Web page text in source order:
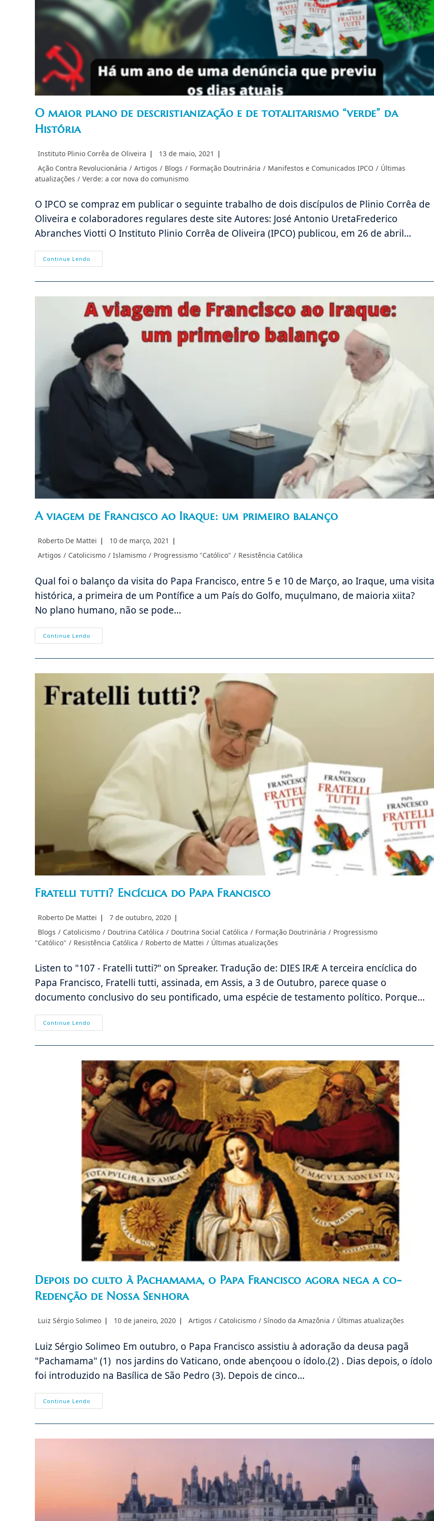
O maior plano de descristianização e de totalitarismo “verde” da
História
Autor
post:
Instituto Plinio Corrêa de Oliveira
Post
13 de maio, 2021
Categoria
do
Ação Contra Revolucionária / Artigos / Blogs / Formação Doutrinária / Manifestos e Comunicados IPCO / Últimas
atualizações / Verde: a cor nova do comunismo
O IPCO se compraz em publicar o seguinte trabalho de dois discípulos de Plinio Corrêa de
Oliveira e colaboradores regulares deste site Autores: José Antonio UretaFrederico
Abranches Viotti O Instituto Plinio Corrêa de Oliveira (IPCO) publicou, em 26 de abril…
Continue Lendo
Maior
De
De
Totalitarismo
“verde”
Da
História
A viagem de Francisco ao Iraque: um primeiro balanço
Autor
post:
Roberto De Mattei
Post
10 de março, 2021
Categoria
Artigos / Catolicismo / Islamismo / Progressismo "Católico" / Resistência Católica
Qual foi o balanço da visita do Papa Francisco, entre 5 e 10 de Março, ao Iraque, uma visita
histórica, a primeira de um Pontífice a um País do Golfo, muçulmano, de maioria
No plano humano, não se pode…
Continue Lendo
Viagem
Francisco
Um
Primeiro
Balanço
Fratelli tutti? Encíclica do Papa Francisco
Autor
post:
Roberto De Mattei
Post
7 de outubro, 2020
Categoria
do
Blogs / Catolicismo / Doutrina Católica / Doutrina Social Católica / Formação Doutrinária / Progressismo
"Católico" / Resistência Católica / Roberto de Mattei / Últimas atualizações
Listen to "107 - Fratelli tutti?" on Spreaker. Tradução de: DIES IRÆ A terceira encíclica do
Papa Francisco, Fratelli tutti, assinada, em Assis, a 3 de Outubro, parece quase o
documento conclusivo do seu pontificado, uma espécie de testamento político. Porque…
Continue Lendo
Tutti?
Do
Depois do culto à Pachamama, o Papa Francisco agora nega a co-
Redenção de Nossa Senhora
Autor
Luiz Sérgio Solimeo
Post
10 de janeiro, 2020
Categoria
Artigos / Catolicismo / Sínodo da Amazônia / Últimas atualizações
Luiz Sérgio Solimeo Em outubro, o Papa Francisco assistiu à adoração da deusa pagã
"Pachamama" (1) nos jardins do Vaticano, onde abençoou o ídolo.(2) . Dias depois, o ídolo
foi introduzido na Basílica de São Pedro (3). Depois de cinco…
Continue Lendo
Do
À
Papa
Senhora